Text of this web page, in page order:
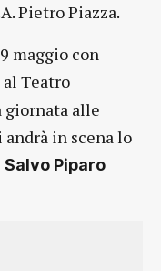
Pietro Piazza.
maggio con
al Teatro
giornata alle
andrà in scena lo
Salvo Piparo